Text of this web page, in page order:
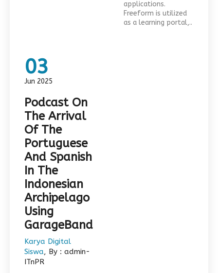
applications.
Freeform is utilized
as a learning portal,..
03
Jun 2025
Podcast On
The Arrival
Of The
Portuguese
And Spanish
In The
Indonesian
Archipelago
Using
GarageBand
Karya Digital
Siswa, By : admin-
ITnPR